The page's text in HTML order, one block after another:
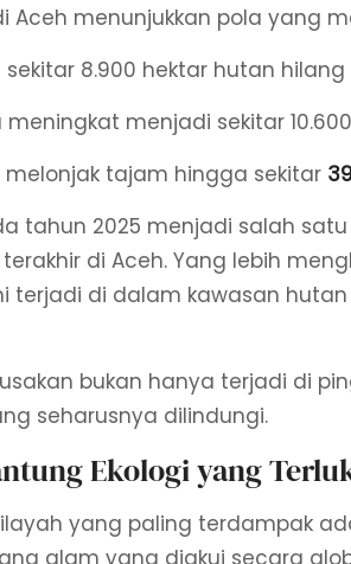
Aceh menunjukkan pola yang
sekitar 8.900 hektar hutan hilang
meningkat menjadi sekitar
melonjak tajam hingga sekitar
tahun 2025 menjadi salah
di Aceh. Yang lebih
terjadi di dalam kawasan
bukan hanya terjadi di
seharusnya dilindungi.
Ekologi yang
yang paling terdampak